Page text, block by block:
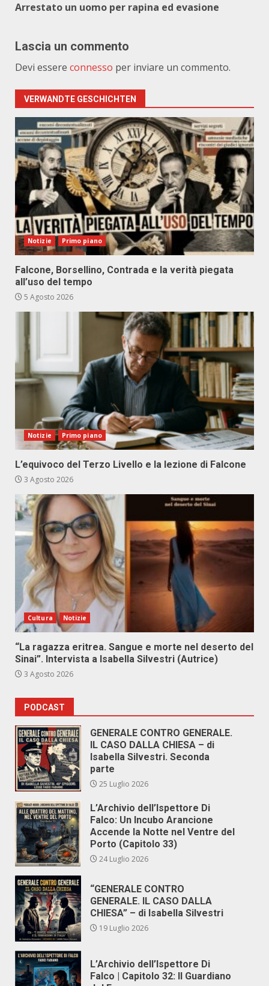
Arrestato un uomo per rapina ed evasione
Lascia un commento
Devi essere connesso per inviare un commento.
VERWANDTE GESCHICHTEN
Notizie Primo piano
Falcone, Borsellino, Contrada e la verità piegata
all’uso del tempo
5 Agosto 2026
Notizie Primo piano
L’equivoco del Terzo Livello e la lezione di Falcone
3 Agosto 2026
Cultura Notizie
“La ragazza eritrea. Sangue e morte nel deserto del
Sinai”. Intervista a Isabella Silvestri (Autrice)
3 Agosto 2026
PODCAST
GENERALE CONTRO GENERALE.
IL CASO DALLA CHIESA – di
Isabella Silvestri. Seconda
parte
25 Luglio 2026
L’Archivio dell’Ispettore Di
Falco: Un Incubo Arancione
Accende la Notte nel Ventre del
Porto (Capitolo 33)
24 Luglio 2026
“GENERALE CONTRO
GENERALE. IL CASO DALLA
CHIESA” – di Isabella Silvestri
19 Luglio 2026
L’Archivio dell’Ispettore Di
Falco | Capitolo 32: Il Guardiano